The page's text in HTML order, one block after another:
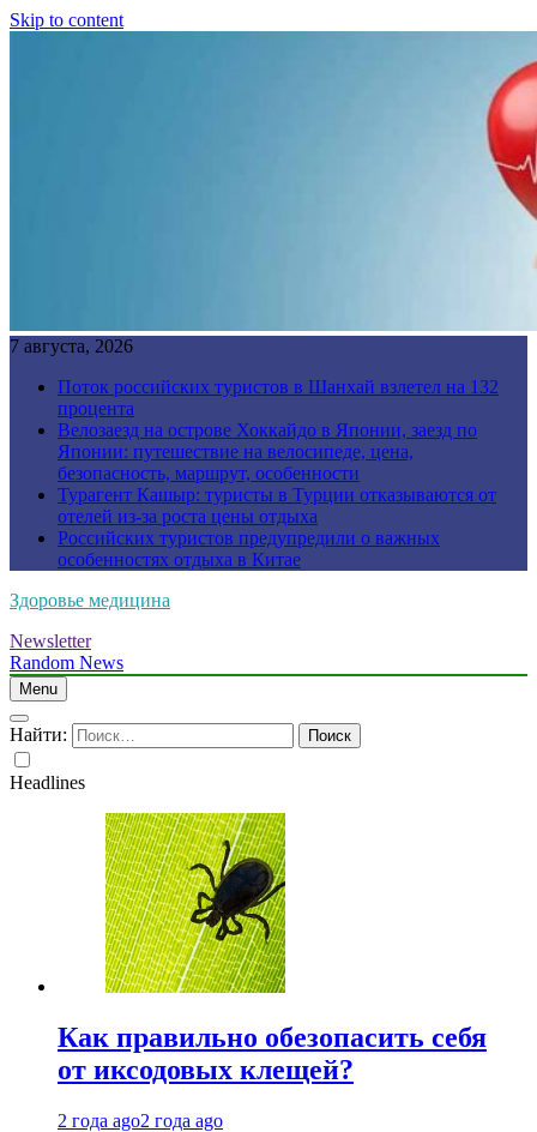
Skip to content
7 августа, 2026
Поток российских туристов в Шанхай взлетел на 132
процента
Велозаезд на острове Хоккайдо в Японии, заезд по
Японии: путешествие на велосипеде, цена,
безопасность, маршрут, особенности
Турагент Кашыр: туристы в Турции отказываются от
отелей из-за роста цены отдыха
Российских туристов предупредили о важных
особенностях отдыха в Китае
Здоровье медицина
Newsletter
Random News
Menu
Найти:
Headlines
Как правильно обезопасить себя
от иксодовых клещей?
2 года ago2 года ago